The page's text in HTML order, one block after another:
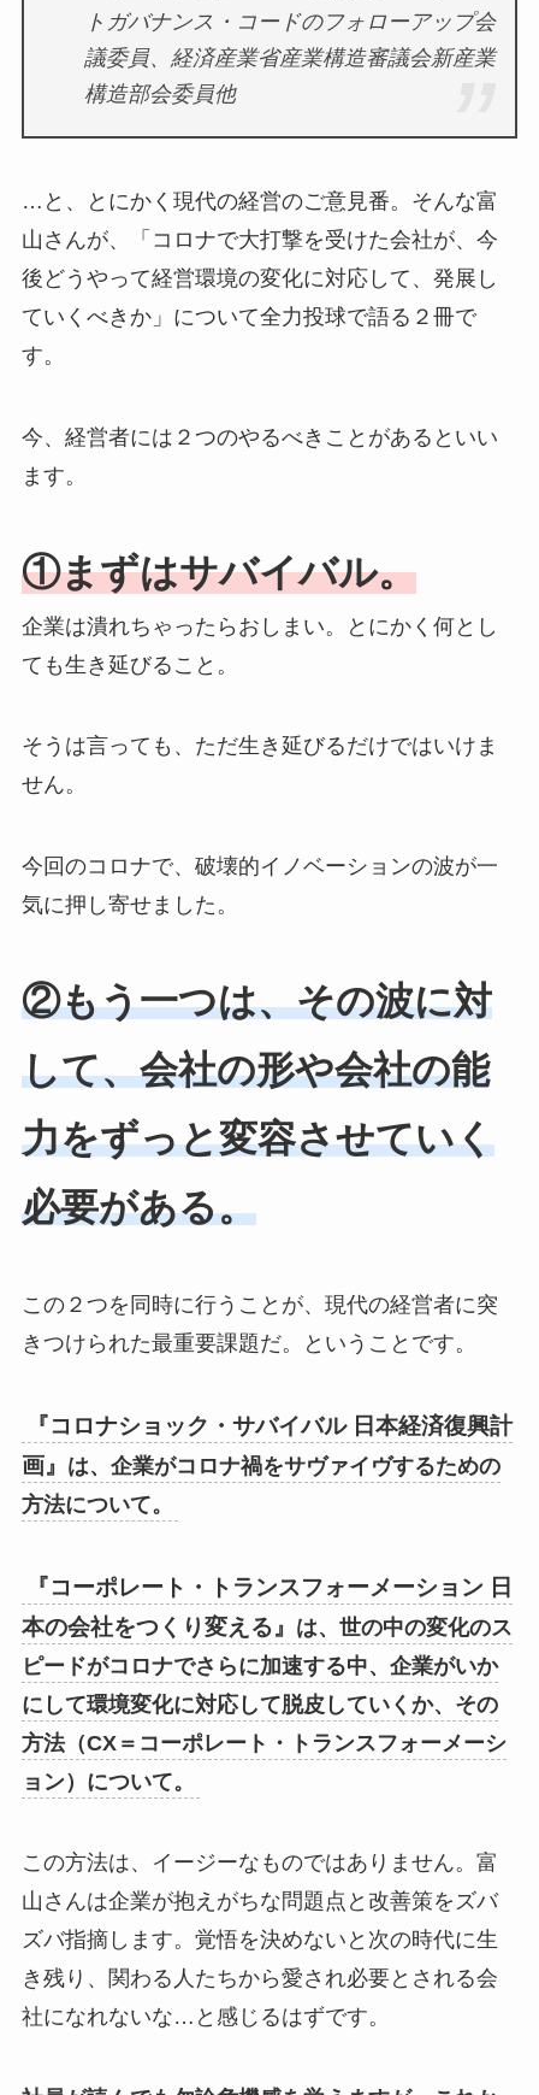
トガバナンス・コードのフォローアップ会
議委員、経済産業省産業構造審議会新産業
構造部会委員他
…と、とにかく現代の経営のご意見番。そんな富
山さんが、「コロナで大打撃を受けた会社が、今
後どうやって経営環境の変化に対応して、発展し
ていくべきか」について全力投球で語る２冊で
す。
今、経営者には２つのやるべきことがあるといい
ます。
①まずはサバイバル。
企業は潰れちゃったらおしまい。とにかく何とし
ても生き延びること。
そうは言っても、ただ生き延びるだけではいけま
せん。
今回のコロナで、破壊的イノベーションの波が一
気に押し寄せました。
②もう一つは、その波に対
して、会社の形や会社の能
力をずっと変容させていく
必要がある。
この２つを同時に行うことが、現代の経営者に突
きつけられた最重要課題だ。ということです。
『コロナショック・サバイバル 日本経済復興計
画』 は、企業がコロナ禍をサヴァイヴするための
方法について。
『コーポレート・トランスフォーメーション 日
本の会社をつくり変える』 は、世の中の変化のス
ピードがコロナでさらに加速する中、企業がいか
にして環境変化に対応して脱皮していくか、その
方法（CX＝コーポレート・トランスフォーメーシ
ョン）について。
この方法は、イージーなものではありません。富
山さんは企業が抱えがちな問題点と改善策をズバ
ズバ指摘します。覚悟を決めないと次の時代に生
き残り、関わる人たちから愛され必要とされる会
社になれないな…と感じるはずです。